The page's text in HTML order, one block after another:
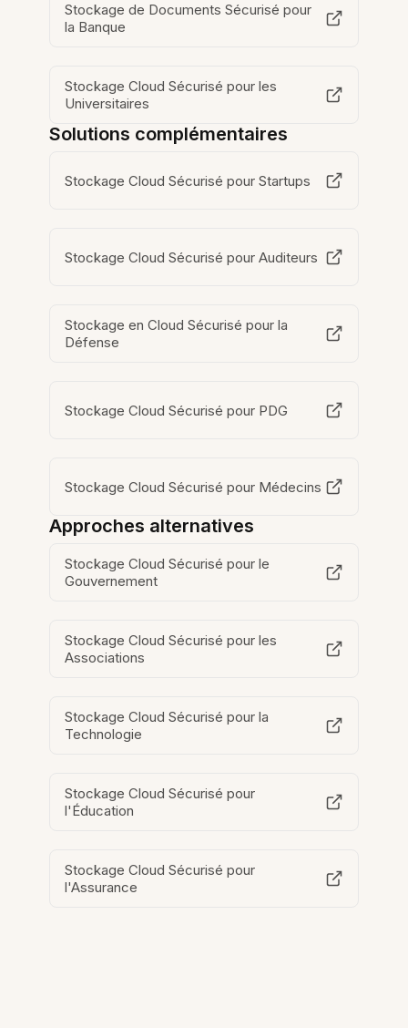
Stockage de Documents Sécurisé pour
la Banque
Stockage Cloud Sécurisé pour les
Universitaires
Solutions complémentaires
Stockage Cloud Sécurisé pour Startups
Stockage Cloud Sécurisé pour Auditeurs
Stockage en Cloud Sécurisé pour la
Défense
Stockage Cloud Sécurisé pour PDG
Stockage Cloud Sécurisé pour Médecins
Approches alternatives
Stockage Cloud Sécurisé pour le
Gouvernement
Stockage Cloud Sécurisé pour les
Associations
Stockage Cloud Sécurisé pour la
Technologie
Stockage Cloud Sécurisé pour
l'Éducation
Stockage Cloud Sécurisé pour
l'Assurance